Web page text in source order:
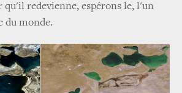
redevienne, espérons le, l'un
du monde.